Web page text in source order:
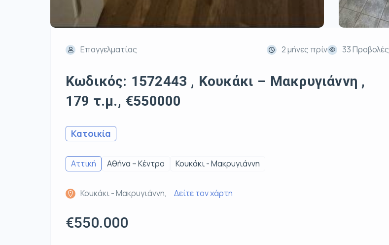
Επαγγελματίας 2 μήνες πρίν 33 Προβολές
Κωδικός: 1572443 , Κουκάκι – Μακρυγιάννη ,
179 τ.μ., €550000
Κατοικία
Αττική Αθήνα – Κέντρο Κουκάκι - Μακρυγιάννη
Κουκάκι - Μακρυγιάννη, Δείτε τον χάρτη
€550.000